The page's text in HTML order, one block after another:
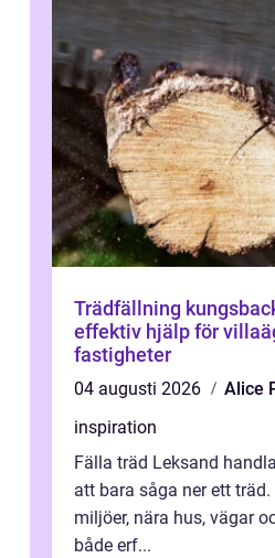
Trädfällning kungsbacka säker
effektiv hjälp för
fastigheter
04 augusti 2026
Alice
inspiration
Fälla träd Leksand
att bara såga ner ett
miljöer, nära hus, vägar
både erf...